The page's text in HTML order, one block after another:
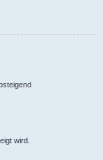
wird.